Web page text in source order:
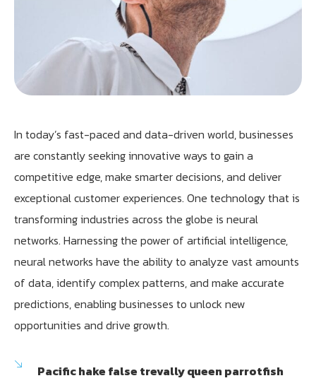
In today’s fast-paced and data-driven world, businesses
are constantly seeking innovative ways to gain a
competitive edge, make smarter decisions, and deliver
exceptional customer experiences. One technology that is
transforming industries across the globe is neural
networks. Harnessing the power of artificial intelligence,
neural networks have the ability to analyze vast amounts
of data, identify complex patterns, and make accurate
predictions, enabling businesses to unlock new
opportunities and drive growth.
Pacific hake false trevally queen parrotfish
Bienvenue chez Athorus Digital
Je suis Athobot, votre assistant digital.
Je vous oriente vers la meilleure solution pour votre
Dites-moi votre objectif ou choisissez un raccourci ci-